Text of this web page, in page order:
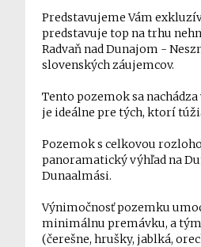
Predstavujeme Vám
predstavuje top na trhu
Radvaň nad Dunajom -
slovenských záujemcov.
Tento pozemok sa
je ideálne pre tých, ktorí
Pozemok s celkovou
panoramatický výhľad na
Dunaalmási.
Výnimočnosť pozemku
minimálnu premávku, a tým
(čerešne, hrušky, jablká,